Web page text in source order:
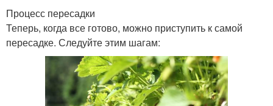
Процесс пересадки
Теперь, когда все готово, можно приступить к самой
пересадке. Следуйте этим шагам: